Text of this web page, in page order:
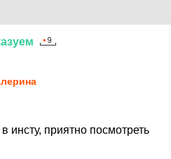
инсту, приятно посмотреть